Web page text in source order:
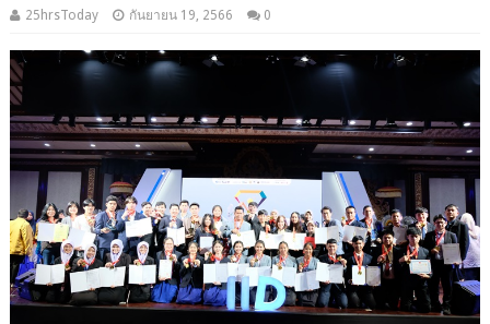
25hrsToday กันยายน 19, 2566 0